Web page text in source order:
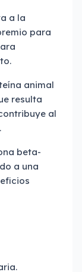
a la
para
animal
resulta
al
beta-
a una